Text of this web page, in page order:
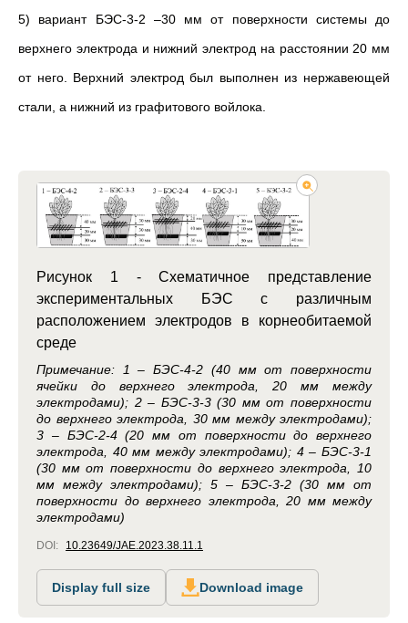
5) вариант БЭС-3-2 –30 мм от поверхности системы до
верхнего электрода и нижний электрод на расстоянии 20 мм
от него. Верхний электрод был выполнен из нержавеющей
стали, а нижний из графитового войлока.
Рисунок 1 - Схематичное представление
экспериментальных БЭС с различным
расположением электродов в корнеобитаемой
среде
Примечание: 1 – БЭС-4-2 (40 мм от поверхности
ячейки до верхнего электрода, 20 мм между
электродами); 2 – БЭС-3-3 (30 мм от поверхности
до верхнего электрода, 30 мм между электродами);
3 – БЭС-2-4 (20 мм от поверхности до верхнего
электрода, 40 мм между электродами); 4 – БЭС-3-1
(30 мм от поверхности до верхнего электрода, 10
мм между электродами); 5 – БЭС-3-2 (30 мм от
поверхности до верхнего электрода, 20 мм между
электродами)
DOI: 10.23649/JAE.2023.38.11.1
Display full size Download image